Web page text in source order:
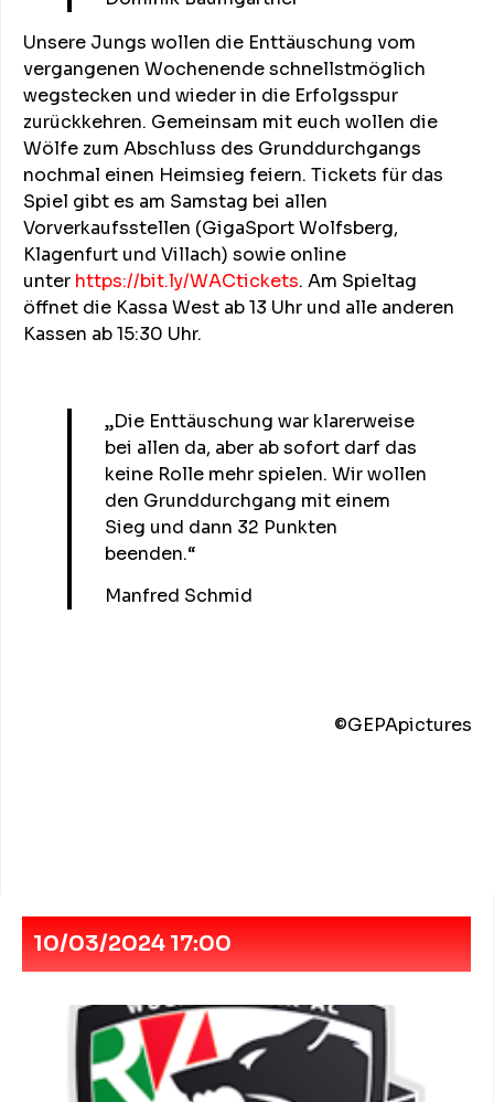
Unsere Jungs wollen die Enttäuschung vom
vergangenen Wochenende schnellstmöglich
wegstecken und wieder in die Erfolgsspur
zurückkehren. Gemeinsam mit euch wollen die
Wölfe zum Abschluss des Grunddurchgangs
nochmal einen Heimsieg feiern. Tickets für das
Spiel gibt es am Samstag bei allen
Vorverkaufsstellen (GigaSport Wolfsberg,
Klagenfurt und Villach) sowie online
unter https://bit.ly/WACtickets. Am Spieltag
öffnet die Kassa West ab 13 Uhr und alle anderen
Kassen ab 15:30 Uhr.
„Die Enttäuschung war klarerweise
bei allen da, aber ab sofort darf das
keine Rolle mehr spielen. Wir wollen
den Grunddurchgang mit einem
Sieg und dann 32 Punkten
beenden.“
Manfred Schmid
©️GEPApictures
10/03/2024 17:00